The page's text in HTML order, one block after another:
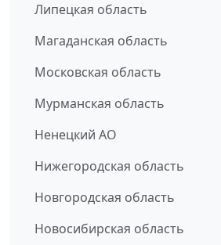
Липецкая область
Магаданская область
Московская область
Мурманская область
Ненецкий АО
Нижегородская область
Новгородская область
Новосибирская область